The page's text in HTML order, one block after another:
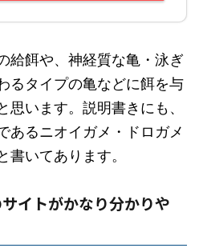
給餌や、神経質な亀・泳ぎ
るタイプの亀などに餌を与
思います。説明書きにも、
あるニオイガメ・ドロガメ
書いてあります。
イトがかなり分かりや